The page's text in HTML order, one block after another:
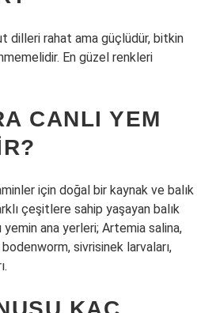
dilleri rahat ama güçlüdür, bitkin
En güzel renkleri
CANLI YEM
için doğal bir kaynak ve balık
çeşitlere sahip yaşayan balık
yemin ana yerleri; Artemia salina,
sivrisinek larvaları,